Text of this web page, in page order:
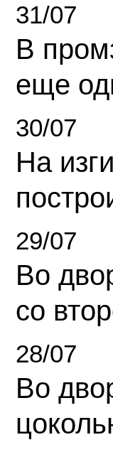
31/07
В
еще
30/07
На
29/07
Во
со
28/07
Во